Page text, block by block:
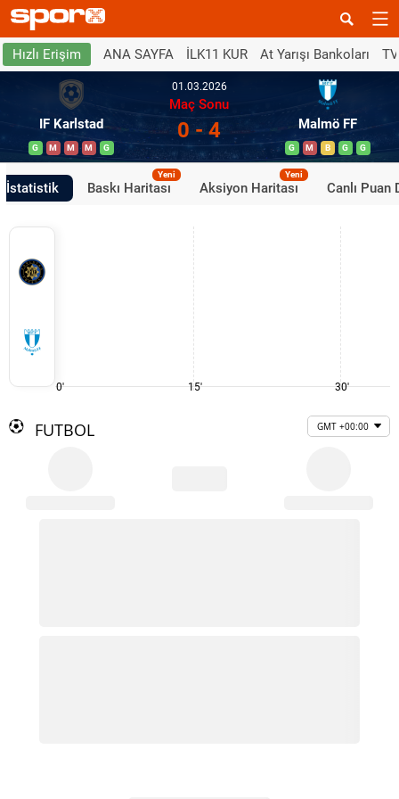
Hızlı Erişim ANA SAYFA İLK11 KUR At Yarışı Bankoları
IF Karlstad
G M M M G
01.03.2026
Maç Sonu
0 - 4 Malmö FF
G M B G G
İstatistik Baskı Haritası
Yeni
Aksiyon Haritası
Yeni
Canlı Puan
0' 15' 30'
FUTBOL GMT +00:00